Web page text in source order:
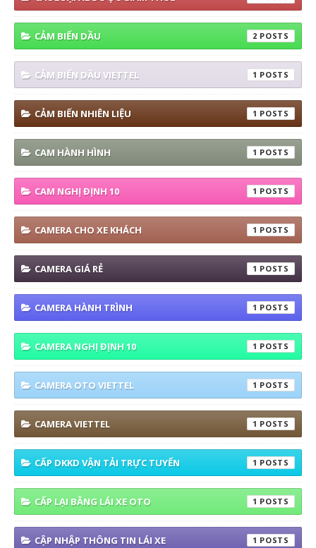
CẢM BIẾN DẦU 2
CẢM BIẾN DẦU VIETTEL 1
CẢM BIẾN NHIÊN LIỆU 1
CAM HÀNH HÌNH 1
CAM NGHỊ ĐỊNH 10 1
CAMERA CHO XE KHÁCH 1
CAMERA GIÁ RẺ 1
CAMERA HÀNH TRÌNH 1
CAMERA NGHỊ ĐỊNH 10 1
CAMERA OTO VIETTEL 1
CAMERA VIETTEL 1
CẤP DKKD VẬN TẢI TRỰC TUYẾN 1
CẤP LẠI BẰNG LÁI XE OTO 1
CẬP NHẬP THÔNG TIN LÁI XE 1